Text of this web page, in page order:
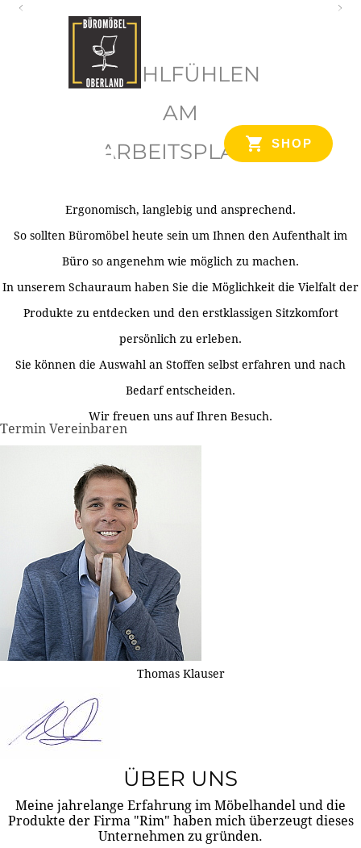
SHOP
WOHLFÜHLEN
AM
ARBEITSPLATZ
Ergonomisch, langlebig und ansprechend.
So sollten Büromöbel heute sein um Ihnen den Aufenthalt im
Büro so angenehm wie möglich zu machen.
In unserem Schauraum haben Sie die Möglichkeit die Vielfalt der
Produkte zu entdecken und den erstklassigen Sitzkomfort
persönlich zu erleben.
Sie können die Auswahl an Stoffen selbst erfahren und nach
Bedarf entscheiden.
Wir freuen uns auf Ihren Besuch.
Termin Vereinbaren
Thomas Klauser
ÜBER UNS
Meine jahrelange Erfahrung im Möbelhandel und die
Produkte der Firma "Rim" haben mich überzeugt dieses
Unternehmen zu gründen.